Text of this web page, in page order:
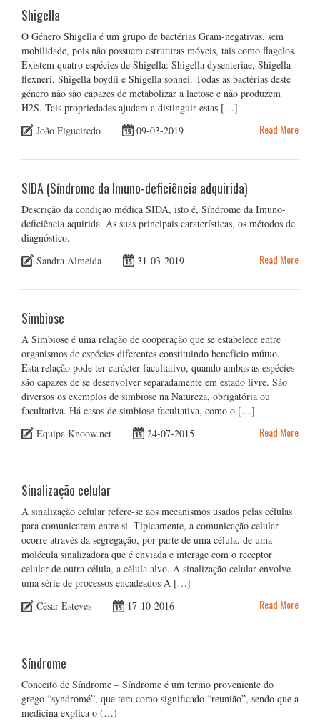
Shigella
O Género Shigella é um grupo de bactérias Gram-negativas, sem
mobilidade, pois não possuem estruturas móveis, tais como flagelos.
Existem quatro espécies de Shigella: Shigella dysenteriae, Shigella
flexneri, Shigella boydii e Shigella sonnei. Todas as bactérias deste
género não são capazes de metabolizar a lactose e não produzem
H2S. Tais propriedades ajudam a distinguir estas […]
João Figueiredo
09-03-2019 Read More
SIDA (Síndrome da Imuno-deficiência adquirida)
Descrição da condição médica SIDA, isto é, Síndrome da Imuno-
deficiência aquirida. As suas principais caraterísticas, os métodos de
diagnóstico.
Sandra Almeida
31-03-2019 Read More
Simbiose
A Simbiose é uma relação de cooperação que se estabelece entre
organismos de espécies diferentes constituindo benefício mútuo.
Esta relação pode ter carácter facultativo, quando ambas as espécies
são capazes de se desenvolver separadamente em estado livre. São
diversos os exemplos de simbiose na Natureza, obrigatória ou
facultativa. Há casos de simbiose facultativa, como o […]
Equipa Knoow.net
24-07-2015 Read More
Sinalização celular
A sinalização celular refere-se aos mecanismos usados pelas células
para comunicarem entre si. Tipicamente, a comunicação celular
ocorre através da segregação, por parte de uma célula, de uma
molécula sinalizadora que é enviada e interage com o receptor
celular de outra célula, a célula alvo. A sinalização celular envolve
uma série de processos encadeados A […]
César Esteves
17-10-2016 Read More
Síndrome
Conceito de Síndrome – Síndrome é um termo proveniente do
grego “syndromé”, que tem como significado “reunião”, sendo que a
medicina explica o (…)